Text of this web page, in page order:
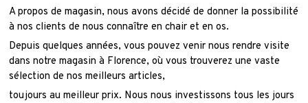
A propos de magasin, nous avons décidé de donner la possibilité
à nos clients de nous connaître en chair et en os.
Depuis quelques années, vous pouvez venir nous rendre visite
dans notre magasin à Florence, où vous trouverez une vaste
sélection de nos meilleurs articles,
toujours au meilleur prix. Nous nous investissons tous les jours